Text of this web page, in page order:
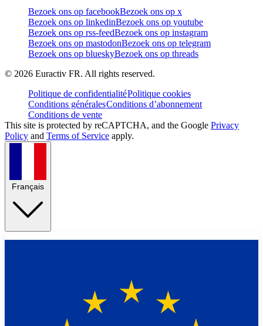
Bezoek ons op facebookBezoek ons op x
Bezoek ons op linkedinBezoek ons op youtube
Bezoek ons op rss-feedBezoek ons op instagram
Bezoek ons op mastodonBezoek ons op telegram
Bezoek ons op blueskyBezoek ons op threads
© 2026 Euractiv FR. All rights reserved.
Politique de confidentialitéPolitique cookies
Conditions généralesConditions d’abonnement
Conditions de vente
This site is protected by reCAPTCHA, and the Google Privacy
Policy and Terms of Service apply.
Français